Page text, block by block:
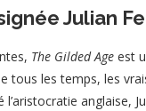
Julian
The Gilded Age est
tous les temps, les
anglaise,